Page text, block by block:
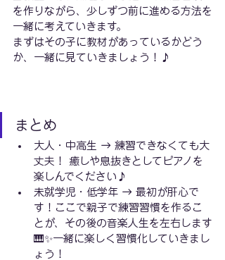
を作りながら、少しずつ前に進める方法を
一緒に考えていきます。
まずはその子に教材があっているかどう
か、一緒に見ていきましょう！♪
まとめ
大人・中高生 → 練習できなくても大
丈夫！ 癒しや息抜きとしてピアノを
楽しんでください♪
未就学児・低学年 → 最初が肝心で
す！ここで親子で練習習慣を作るこ
とが、その後の音楽人生を左右します
🎹✨一緒に楽しく習慣化していきまし
ょう！